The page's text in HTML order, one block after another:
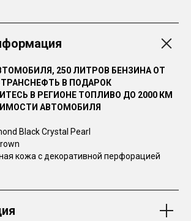
250 ЛИТРОВ БЕНЗИНА ОТ
В ПОДАРОК
В РЕГИОНЕ ТОПЛИВО ДО 2000 КМ
АВТОМОБИЛЯ
Black Crystal Pearl
кожа с декоративной перфорацией